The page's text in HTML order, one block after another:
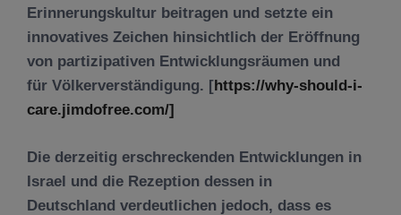
Erinnerungskultur beitragen und setzte ein
innovatives Zeichen hinsichtlich der Eröffnung
von partizipativen Entwicklungsräumen und
für Völkerverständigung. [https://why-should-i-
care.jimdofree.com/]
Die derzeitig erschreckenden Entwicklungen in
Israel und die Rezeption dessen in
Deutschland verdeutlichen jedoch, dass es